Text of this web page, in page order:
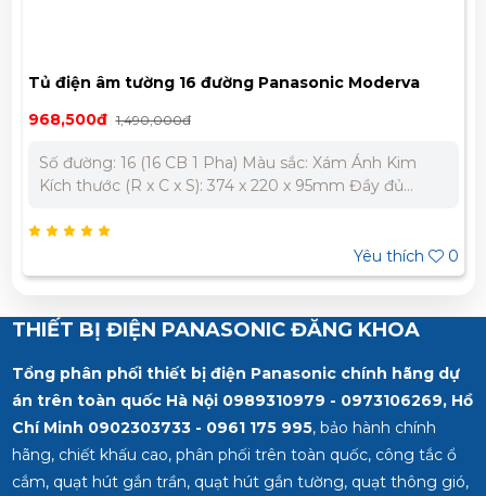
16 đường Panasonic Moderva
BQDF16MH31AV
CB 1 Pha) Màu sắc: Xám Ánh Kim
x S): 374 x 220 x 95mm Đầy đủ
TỦ ĐIỆN ÂM
Bảo Hành Chính
nhận báo giá tốt
THIẾT BỊ ĐIỆN PANASONIC ĐĂNG KHOA
Tổng phân phối thiết bị điện Panasonic chính hãng dự
án trên toàn quốc Hà Nội 0989310979 - 0973106269, Hồ
Chí Minh 0902303733 - 0961 175 995, bảo hành chính
hãng, chiết khấu cao, phân phối trên toàn quốc, công tắc ổ
cắm, quạt hút gắn trần, quạt hút gắn tường, quạt thông gió,